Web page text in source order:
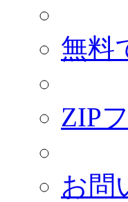
無料
ZIP
お問